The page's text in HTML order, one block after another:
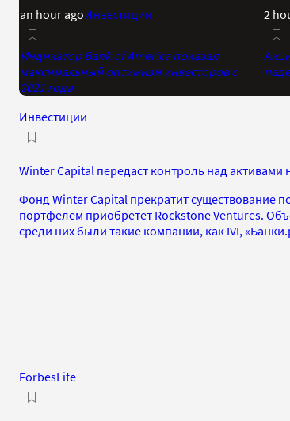
an hour agoИнвестиции
Индикатор Bank of America показал
максимальный оптимизм инвесторов с
2021 года
2
Инвестиции
Winter Capital передаст контроль над активами
Фонд Winter Capital прекратит существование
портфелем приобретет Rockstone Ventures.
среди них были такие компании, как IVI,
ForbesLife